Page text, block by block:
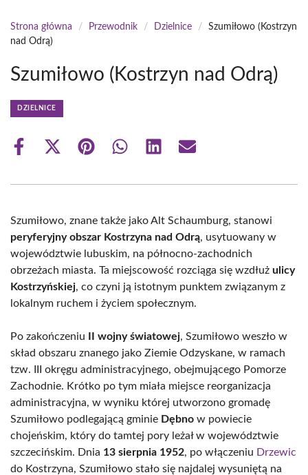
Strona główna / Przewodnik / Dzielnice /
Szumiłowo (Kostrzyn
nad Odrą)
Szumiłowo (Kostrzyn nad Odrą)
DZIELNICE
Share
Share
(Twitter)
Share Share Share Share
Szumiłowo, znane także jako Alt Schaumburg, stanowi
peryferyjny obszar Kostrzyna nad Odrą, usytuowany w
województwie lubuskim, na północno-zachodnich
obrzeżach miasta. Ta miejscowość rozciąga się wzdłuż ulicy
Kostrzyńskiej, co czyni ją istotnym punktem związanym z
lokalnym ruchem i życiem społecznym.
Po zakończeniu II wojny światowej, Szumiłowo weszło w
skład obszaru znanego jako Ziemie Odzyskane, w ramach
tzw. III okręgu administracyjnego, obejmującego Pomorze
Zachodnie. Krótko po tym miała miejsce reorganizacja
administracyjna, w wyniku której utworzono gromadę
Szumiłowo podlegającą gminie Dębno w powiecie
chojeńskim, który do tamtej pory leżał w województwie
szczecińskim. Dnia 13 sierpnia 1952, po włączeniu Drzewic
do Kostrzyna, Szumiłowo stało się najdalej wysuniętą na